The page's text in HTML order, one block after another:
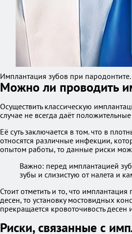
Имплантация зубов при
Можно ли проводить
Осуществить классическую
случае не всегда даёт
Её суть заключается в том. что в
относятся различные инфекции,
опытом работы, то данные риски
Важно: перед имплантацией
зубы и слизистую от налета и
Стоит отметить и то, что
десен, то установку мостовидных
прекращается кровоточивость
Риски, связанные с